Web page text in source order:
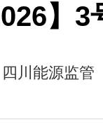
】3
川能源监管